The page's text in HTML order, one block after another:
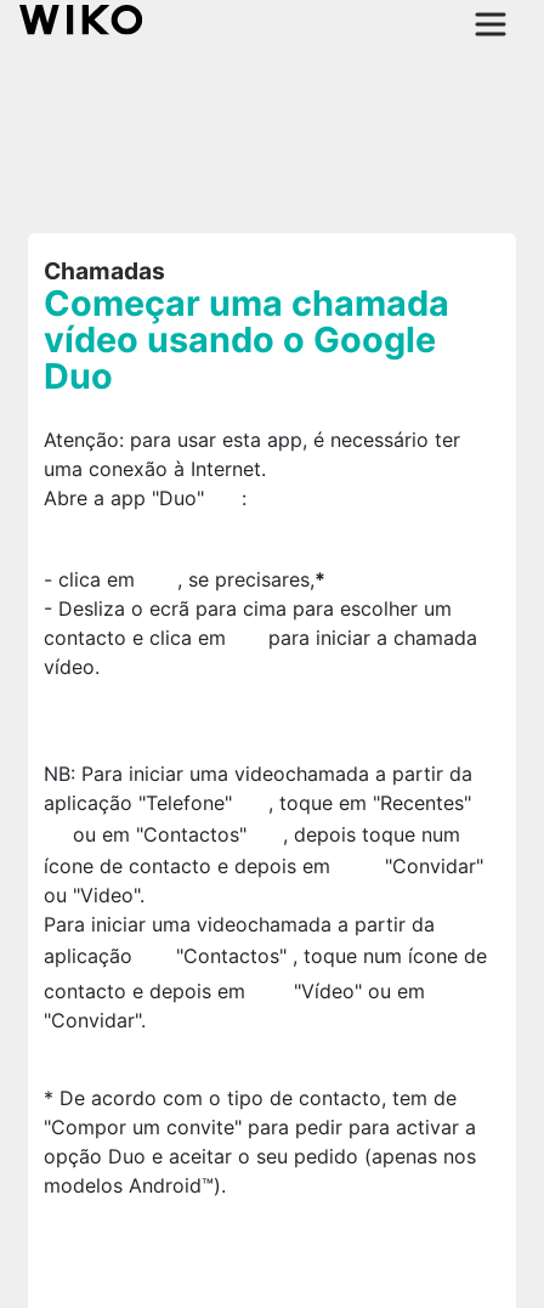
Chamadas
Começar uma chamada
vídeo usando o Google
Duo
Atenção: para usar esta app, é necessário ter
uma conexão à Internet.
Abre a app "Duo"
:
- clica em , se precisares,*
- Desliza o ecrã para cima para escolher um
contacto e clica em
para iniciar a chamada
vídeo.
NB: Para iniciar uma videochamada a partir da
aplicação "Telefone"
, toque em "Recentes"
ou em "Contactos"
, depois toque num
ícone de contacto e depois em
"Convidar"
ou "Video".
Para iniciar uma videochamada a partir da
aplicação
"Contactos" , toque num ícone de
contacto e depois em
"Vídeo" ou em
"Convidar".
* De acordo com o tipo de contacto, tem de
"Compor um convite" para pedir para activar a
opção Duo e aceitar o seu pedido (apenas nos
modelos Android™).